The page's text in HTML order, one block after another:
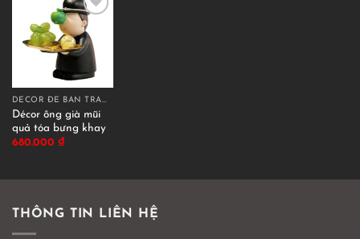
DECOR ĐỂ BÀN TRANG TRÍ
Décor ông già mũi
quả tóa bưng khay
680.000 ₫
THÔNG TIN LIÊN HỆ